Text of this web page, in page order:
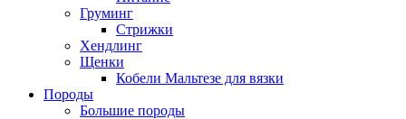
Груминг
Стрижки
Хендлинг
Щенки
Кобели Мальтезе для вязки
Породы
Большие породы